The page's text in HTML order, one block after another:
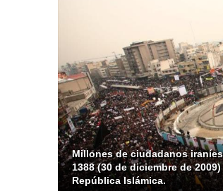
Millones de ciudadanos
1388 (30 de diciembre de
República Islámica.